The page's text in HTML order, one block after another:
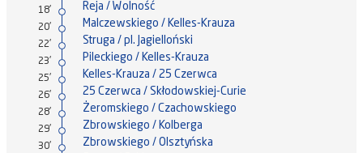
18' Reja / Wolność
20' Malczewskiego / Kelles-Krauza
22' Struga / pl. Jagielloński
23' Pileckiego / Kelles-Krauza
25' Kelles-Krauza / 25 Czerwca
26' 25 Czerwca / Skłodowskiej-Curie
28' Żeromskiego / Czachowskiego
29' Zbrowskiego / Kolberga
30' Zbrowskiego / Olsztyńska